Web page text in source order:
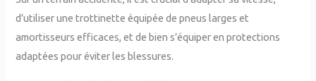
d’utiliser une trottinette équipée de pneus larges et
amortisseurs efficaces, et de bien s’équiper en protections
adaptées pour éviter les blessures.